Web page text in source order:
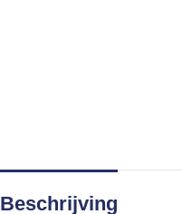
Beschrijving